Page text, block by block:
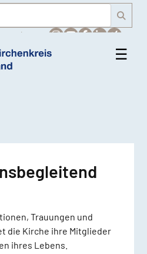
☰
Trauungen und
die Kirche ihre Mitglieder
ihres Lebens.